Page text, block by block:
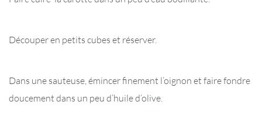
Découper en petits cubes et réserver.
Dans une sauteuse, émincer finement l’oignon et faire fondre
doucement dans un peu d’huile d’olive.